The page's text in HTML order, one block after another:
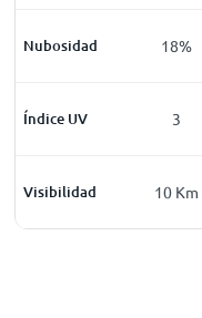
Nubosidad
13% 18%
Índice UV 3
Visibilidad
Km 10Km 10 Km